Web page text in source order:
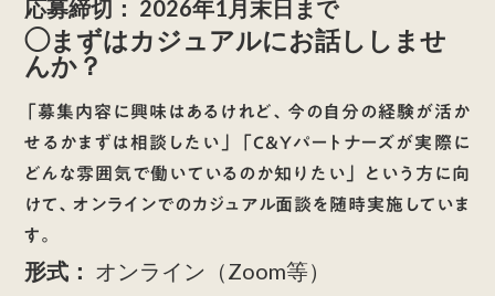
応募締切： 2026年1月末日まで
◯まずはカジュアルにお話ししませ
んか？
「募集内容に興味はあるけれど、今の自分の経験が活か
せるかまずは相談したい」 「C&Yパートナーズが実際に
どんな雰囲気で働いているのか知りたい」 という方に向
けて、オンラインでのカジュアル面談を随時実施していま
す。
形式： オンライン（Zoom等）